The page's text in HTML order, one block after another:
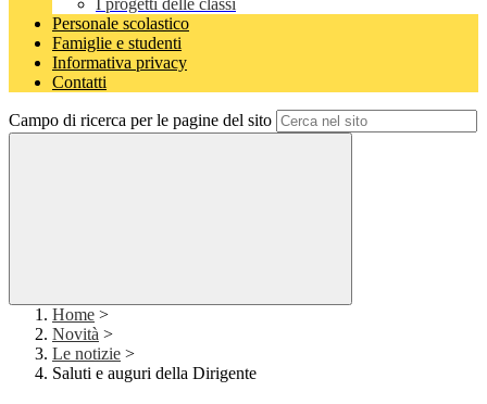
I progetti delle classi
Personale scolastico
Famiglie e studenti
Informativa privacy
Contatti
Campo di ricerca per le pagine del sito
Home >
Novità >
Le notizie >
Saluti e auguri della Dirigente